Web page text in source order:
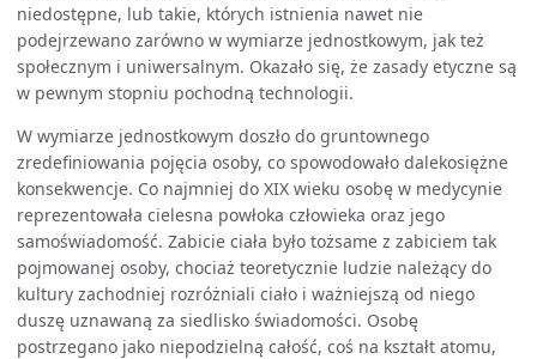
niedostępne, lub takie, których istnienia nawet nie
podejrzewano zarówno w wymiarze jednostkowym, jak też
społecznym i uniwersalnym. Okazało się, że zasady etyczne są
w pewnym stopniu pochodną technologii.
W wymiarze jednostkowym doszło do gruntownego
zredefiniowania pojęcia osoby, co spowodowało dalekosiężne
konsekwencje. Co najmniej do XIX wieku osobę w medycynie
reprezentowała cielesna powłoka człowieka oraz jego
samoświadomość. Zabicie ciała było tożsame z zabiciem tak
pojmowanej osoby, chociaż teoretycznie ludzie należący do
kultury zachodniej rozróżniali ciało i ważniejszą od niego
duszę uznawaną za siedlisko świadomości. Osobę
postrzegano jako niepodzielną całość, coś na kształt atomu,